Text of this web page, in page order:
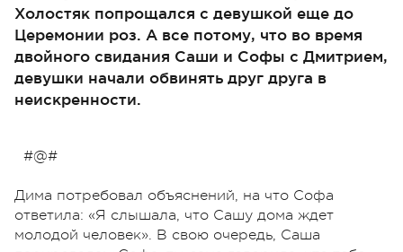
Холостяк попрощался с девушкой еще до
Церемонии роз. А все потому, что во время
двойного свидания Саши и Софы с Дмитрием,
девушки начали обвинять друг друга в
неискренности.
#@#
Дима потребовал объяснений, на что Софа
ответила: «Я слышала, что Сашу дома ждет
молодой человек». В свою очередь, Саша